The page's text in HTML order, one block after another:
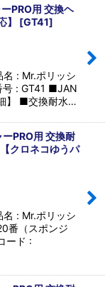
PRO用 交換ヘ
】 [GT41]
: Mr.ポリッシ
号 : GT41 ■JAN
】 ■交換耐水…
PRO用 交換耐
クロネコゆうパ
: Mr.ポリッシ
番（スポンジ
ード :